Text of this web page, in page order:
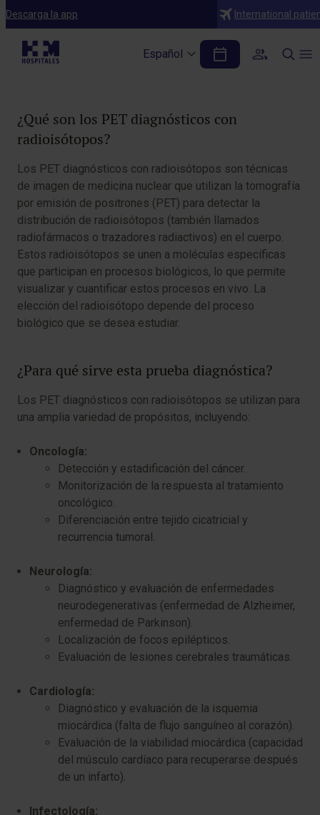
Descarga la app International
Español
Diagnósticos
PET diagnósticos con radioisótopos
¿Qué son los PET diagnósticos con
radioisótopos?
Los PET diagnósticos con radioisótopos son técnicas
de imagen de medicina nuclear que utilizan la tomografía
por emisión de positrones (PET) para detectar la
distribución de radioisótopos (también llamados
radiofármacos o trazadores radiactivos) en el cuerpo.
Estos radioisótopos se unen a moléculas específicas
que participan en procesos biológicos, lo que permite
visualizar y cuantificar estos procesos en vivo. La
elección del radioisótopo depende del proceso
biológico que se desea estudiar.
¿Para qué sirve esta prueba diagnóstica?
Los PET diagnósticos con radioisótopos se utilizan para
una amplia variedad de propósitos, incluyendo:
Oncología:
Detección y estadificación del cáncer.
Monitorización de la respuesta al tratamiento
oncológico.
Diferenciación entre tejido cicatricial y
recurrencia tumoral.
Neurología:
Diagnóstico y evaluación de enfermedades
neurodegenerativas (enfermedad de Alzheimer,
enfermedad de Parkinson).
Localización de focos epilépticos.
Evaluación de lesiones cerebrales traumáticas.
Cardiología:
Diagnóstico y evaluación de la isquemia
miocárdica (falta de flujo sanguíneo al corazón).
Evaluación de la viabilidad miocárdica (capacidad
del músculo cardíaco para recuperarse después
de un infarto).
Infectología: